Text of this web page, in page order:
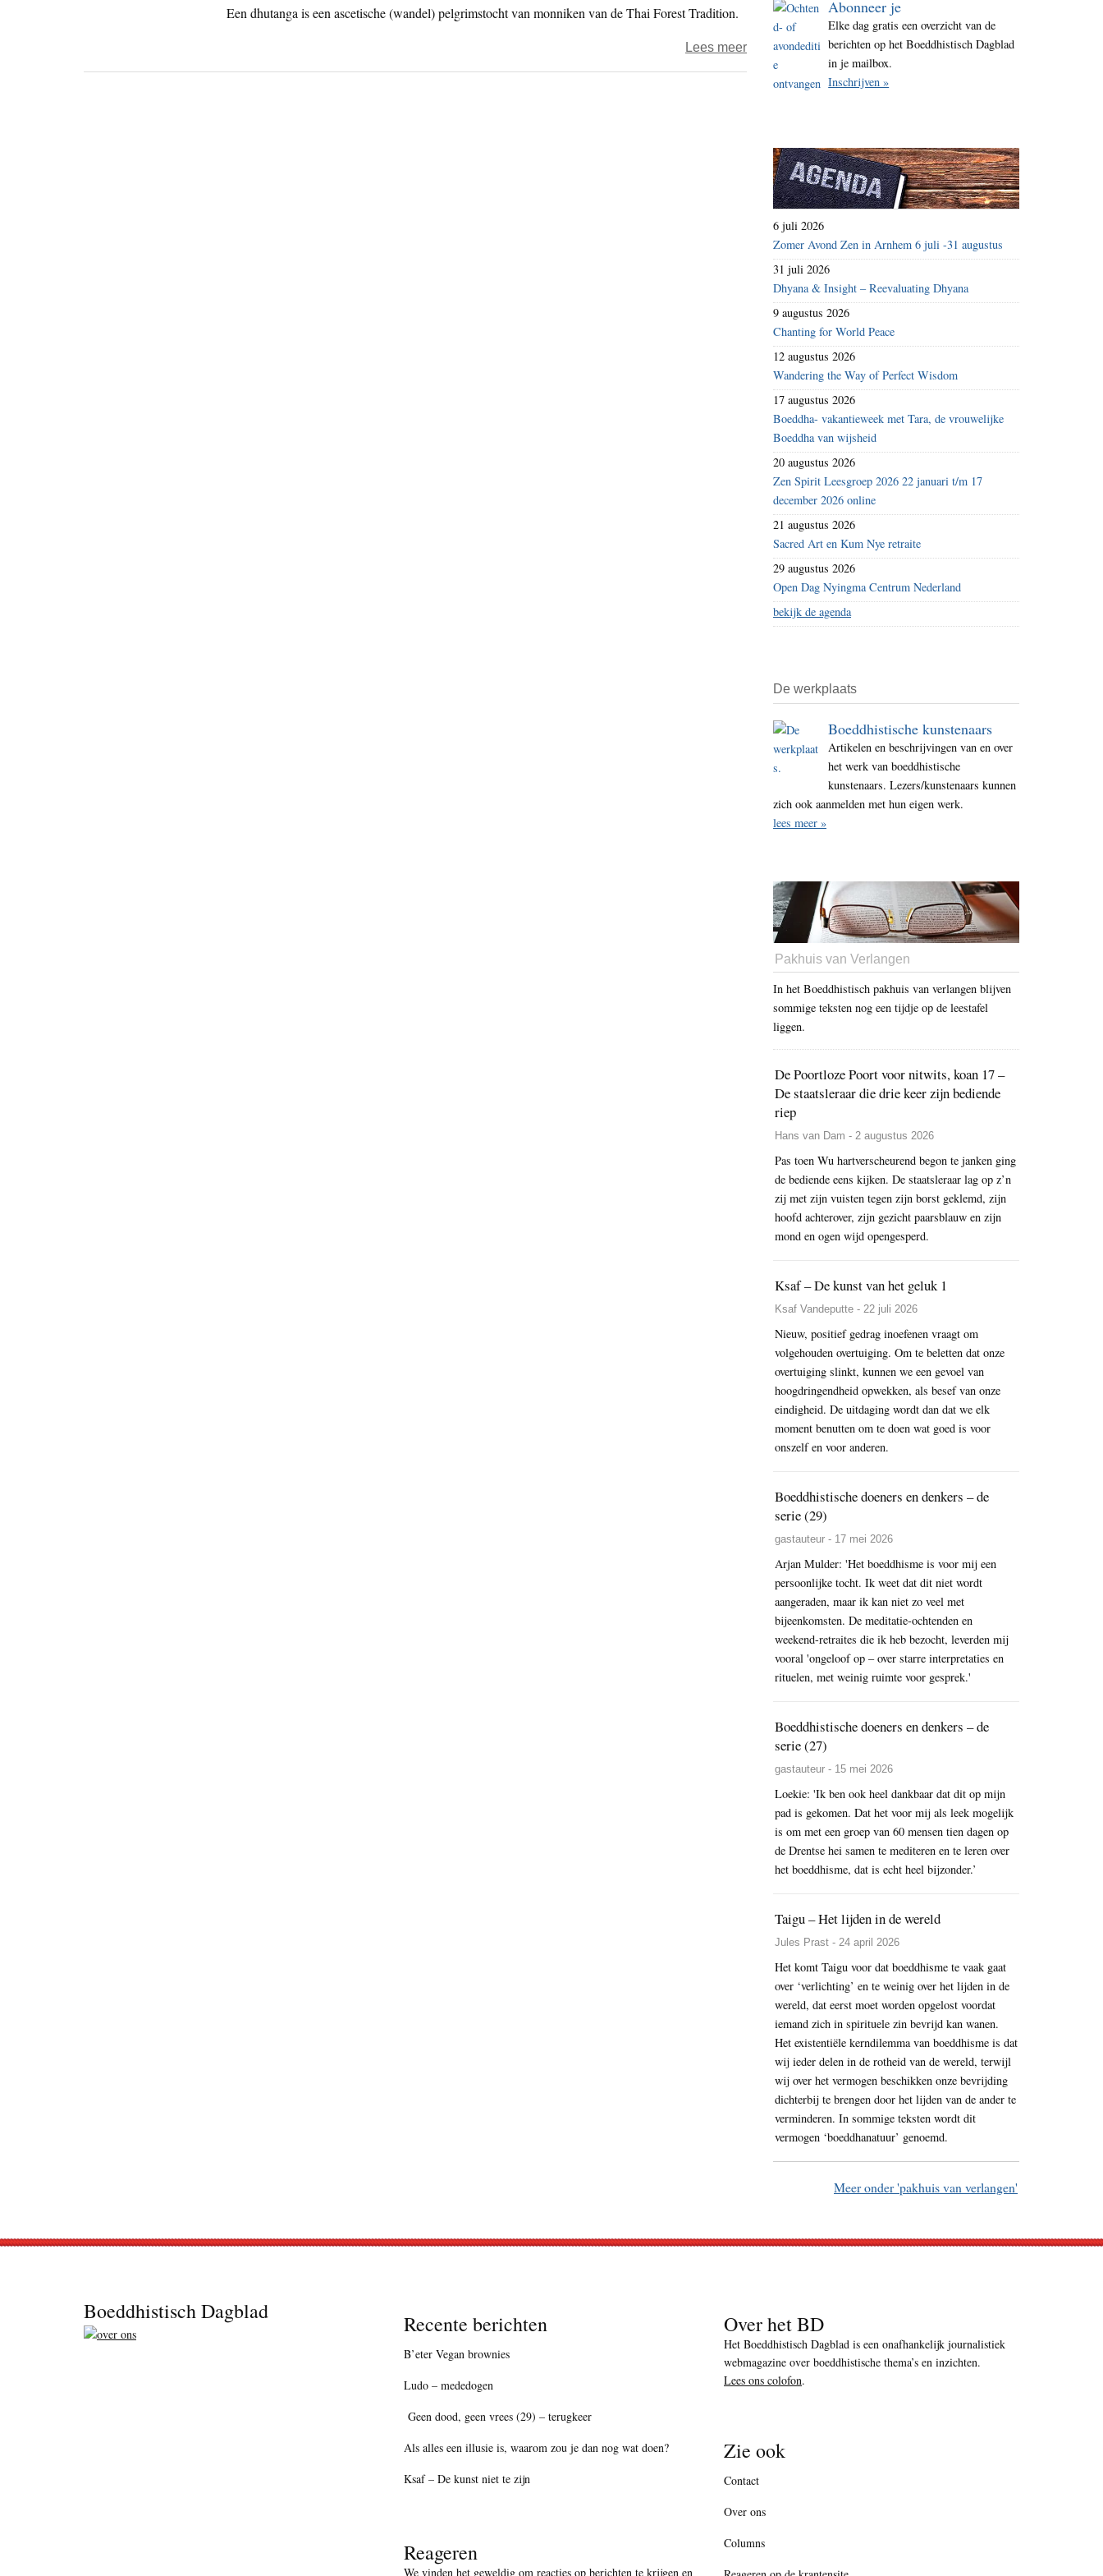
i
t
Een dhutanga is een ascetische (wandel) pelgrimstocht van monniken van de Thai Forest Tradition.
Lees meerover
Abonneer je
Elke dag gratis een overzicht van de
berichten op het Boeddhistisch Dagblad
in je mailbox.
Inschrijven »
6 juli 2026
Zomer Avond Zen in Arnhem 6 juli -31 augustus
31 juli 2026
Dhyana & Insight – Reevaluating Dhyana
9 augustus 2026
Chanting for World Peace
12 augustus 2026
Wandering the Way of Perfect Wisdom
17 augustus 2026
Boeddha- vakantieweek met Tara, de vrouwelijke
Boeddha van wijsheid
20 augustus 2026
Zen Spirit Leesgroep 2026 22 januari t/m 17
december 2026 online
21 augustus 2026
Sacred Art en Kum Nye retraite
29 augustus 2026
Open Dag Nyingma Centrum Nederland
bekijk de agenda
De werkplaats
Boeddhistische kunstenaars
Artikelen en beschrijvingen van en over
het werk van boeddhistische
kunstenaars. Lezers/kunstenaars kunnen
zich ook aanmelden met hun eigen werk.
lees meer »
Pakhuis van Verlangen
In het Boeddhistisch pakhuis van verlangen blijven
sommige teksten nog een tijdje op de leestafel
liggen.
De Poortloze Poort voor nitwits, koan 17 –
De staatsleraar die drie keer zijn bediende
riep
Hans van Dam - 2 augustus 2026
Pas toen Wu hartverscheurend begon te janken ging
de bediende eens kijken. De staatsleraar lag op z’n
zij met zijn vuisten tegen zijn borst geklemd, zijn
hoofd achterover, zijn gezicht paarsblauw en zijn
mond en ogen wijd opengesperd.
Ksaf – De kunst van het geluk 1
Ksaf Vandeputte - 22 juli 2026
Nieuw, positief gedrag inoefenen vraagt om
volgehouden overtuiging. Om te beletten dat onze
overtuiging slinkt, kunnen we een gevoel van
hoogdringendheid opwekken, als besef van onze
eindigheid. De uitdaging wordt dan dat we elk
moment benutten om te doen wat goed is voor
onszelf en voor anderen.
Boeddhistische doeners en denkers – de
serie (29)
gastauteur - 17 mei 2026
Arjan Mulder: 'Het boeddhisme is voor mij een
persoonlijke tocht. Ik weet dat dit niet wordt
aangeraden, maar ik kan niet zo veel met
bijeenkomsten. De meditatie-ochtenden en
weekend-retraites die ik heb bezocht, leverden mij
vooral 'ongeloof op – over starre interpretaties en
rituelen, met weinig ruimte voor gesprek.'
Boeddhistische doeners en denkers – de
serie (27)
gastauteur - 15 mei 2026
Loekie: 'Ik ben ook heel dankbaar dat dit op mijn
pad is gekomen. Dat het voor mij als leek mogelijk
is om met een groep van 60 mensen tien dagen op
de Drentse hei samen te mediteren en te leren over
het boeddhisme, dat is echt heel bijzonder.’
Taigu – Het lijden in de wereld
Jules Prast - 24 april 2026
Het komt Taigu voor dat boeddhisme te vaak gaat
over ‘verlichting’ en te weinig over het lijden in de
wereld, dat eerst moet worden opgelost voordat
iemand zich in spirituele zin bevrijd kan wanen.
Het existentiële kerndilemma van boeddhisme is dat
wij ieder delen in de rotheid van de wereld, terwijl
wij over het vermogen beschikken onze bevrijding
dichterbij te brengen door het lijden van de ander te
verminderen. In sommige teksten wordt dit
vermogen ‘boeddhanatuur’ genoemd.
Meer onder 'pakhuis van verlangen'
Boeddhistisch Dagblad Recente berichten
B’eter Vegan brownies
Ludo – mededogen
Geen dood, geen vrees (29) – terugkeer
Als alles een illusie is, waarom zou je dan nog wat doen?
Ksaf – De kunst niet te zijn
Reageren
We vinden het geweldig om reacties op berichten te krijgen en
Over het BD
Het Boeddhistisch Dagblad is een onafhankelijk journalistiek
webmagazine over boeddhistische thema’s en inzichten.
Lees ons colofon.
Zie ook
Contact
Over ons
Columns